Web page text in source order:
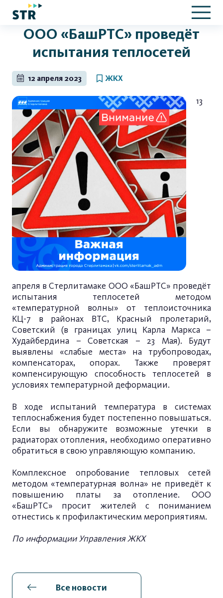
ООО «БашРТС» проведёт
испытания теплосетей
12 апреля 2023 ЖКХ
13
апреля в Стерлитамаке ООО «БашРТС» проведёт
испытания теплосетей методом
«температурной волны» от теплоисточника
КЦ-7 в районах ВТС, Красный пролетарий,
Советский (в границах улиц Карла Маркса –
Худайбердина – Советская – 23 Мая). Будут
выявлены «слабые места» на трубопроводах,
компенсаторах, опорах. Также проверят
компенсирующую способность теплосетей в
условиях температурной деформации.
В ходе испытаний температура в системах
теплоснабжения будет постепенно повышаться.
Если вы обнаружите возможные утечки в
радиаторах отопления, необходимо оперативно
обратиться в свою управляющую компанию.
Комплексное опробование тепловых сетей
методом «температурная волна» не приведёт к
повышению платы за отопление. ООО
«БашРТС» просит жителей с пониманием
отнестись к профилактическим мероприятиям.
По информации Управления ЖКХ
Все новости